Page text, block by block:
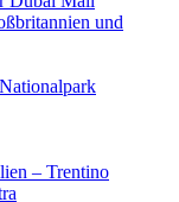
und
– Trentino